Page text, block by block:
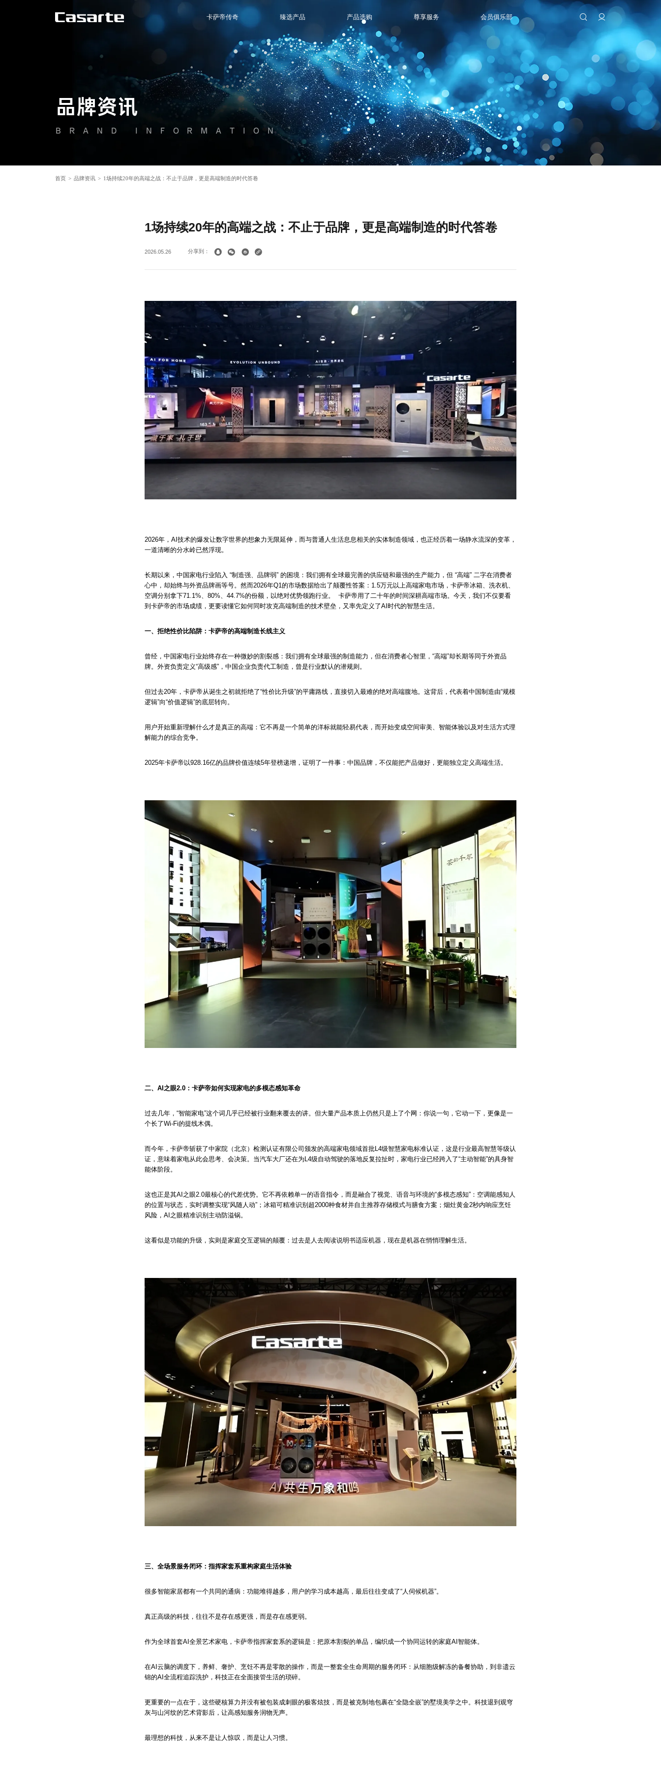
卡萨帝传奇 臻选产品 产品选购 尊享服务 会员俱乐部
品牌资讯
BRAND INFORMATION
首页 > 品牌资讯 > 1场持续20年的高端之战：不止于品牌，更是高端制造的时代答卷
1场持续20年的高端之战：不止于品牌，更是高端制造的时代答卷
2026.05.26 分享到：
2026年，AI技术的爆发让数字世界的想象力无限延伸，而与普通人生活息息相关的实体制造领域，也正经历着一场静水流深的变革，
一道清晰的分水岭已然浮现。
长期以来，中国家电行业陷入 “制造强、品牌弱” 的困境：我们拥有全球最完善的供应链和最强的生产能力，但 “高端” 二字在消费者
心中，却始终与外资品牌画等号。然而2026年Q1的市场数据给出了颠覆性答案：1.5万元以上高端家电市场，卡萨帝冰箱、洗衣机、
空调分别拿下71.1%、80%、44.7%的份额，以绝对优势领跑行业。 卡萨帝用了二十年的时间深耕高端市场。今天，我们不仅要看
到卡萨帝的市场成绩，更要读懂它如何同时攻克高端制造的技术壁垒，又率先定义了AI时代的智慧生活。
一、拒绝性价比陷阱：卡萨帝的高端制造长线主义
曾经，中国家电行业始终存在一种微妙的割裂感：我们拥有全球最强的制造能力，但在消费者心智里，“高端”却长期等同于外资品
牌。外资负责定义“高级感”，中国企业负责代工制造，曾是行业默认的潜规则。
但过去20年，卡萨帝从诞生之初就拒绝了“性价比升级”的平庸路线，直接切入最难的绝对高端腹地。这背后，代表着中国制造由“规模
逻辑”向“价值逻辑”的底层转向。
用户开始重新理解什么才是真正的高端：它不再是一个简单的洋标就能轻易代表，而开始变成空间审美、智能体验以及对生活方式理
解能力的综合竞争。
2025年卡萨帝以928.16亿的品牌价值连续5年登榜递增，证明了一件事：中国品牌，不仅能把产品做好，更能独立定义高端生活。
二、AI之眼2.0：卡萨帝如何实现家电的多模态感知革命
过去几年，“智能家电”这个词几乎已经被行业翻来覆去的讲。但大量产品本质上仍然只是上了个网：你说一句，它动一下，更像是一
个长了Wi-Fi的提线木偶。
而今年，卡萨帝斩获了中家院（北京）检测认证有限公司颁发的高端家电领域首批L4级智慧家电标准认证，这是行业最高智慧等级认
证，意味着家电从此会思考、会决策。当汽车大厂还在为L4级自动驾驶的落地反复拉扯时，家电行业已经跨入了“主动智能”的具身智
能体阶段。
这也正是其AI之眼2.0最核心的代差优势。它不再依赖单一的语音指令，而是融合了视觉、语音与环境的“多模态感知”：空调能感知人
的位置与状态，实时调整实现“风随人动”；冰箱可精准识别超2000种食材并自主推荐存储模式与膳食方案；烟灶黄金2秒内响应烹饪
风险，AI之眼精准识别主动防溢锅。
这看似是功能的升级，实则是家庭交互逻辑的颠覆：过去是人去阅读说明书适应机器，现在是机器在悄悄理解生活。
三、全场景服务闭环：指挥家套系重构家庭生活体验
很多智能家居都有一个共同的通病：功能堆得越多，用户的学习成本越高，最后往往变成了“人伺候机器”。
真正高级的科技，往往不是存在感更强，而是存在感更弱。
作为全球首套AI全景艺术家电，卡萨帝指挥家套系的逻辑是：把原本割裂的单品，编织成一个协同运转的家庭AI智能体。
在AI云脑的调度下，养鲜、奢护、烹饪不再是零散的操作，而是一整套全生命周期的服务闭环：从细胞级解冻的备餐协助，到非遗云
锦的AI全流程追踪洗护，科技正在全面接管生活的琐碎。
更重要的一点在于，这些硬核算力并没有被包装成刺眼的极客炫技，而是被克制地包裹在“全隐全嵌”的墅境美学之中。科技退到观穹
灰与山河纹的艺术背影后，让高感知服务润物无声。
最理想的科技，从来不是让人惊叹，而是让人习惯。